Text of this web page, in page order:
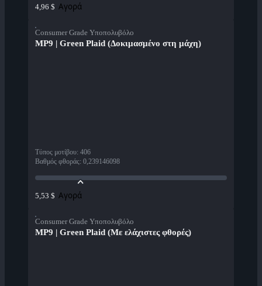
4,96 $ Αγορά
Consumer Grade Υποπολυβόλο
MP9 | Green Plaid (Δοκιμασμένο στη μάχη)
Τύπος μοτίβου: 406
Βαθμός φθοράς: 0,239146098
5,53 $ Αγορά
Consumer Grade Υποπολυβόλο
MP9 | Green Plaid (Με ελάχιστες φθορές)